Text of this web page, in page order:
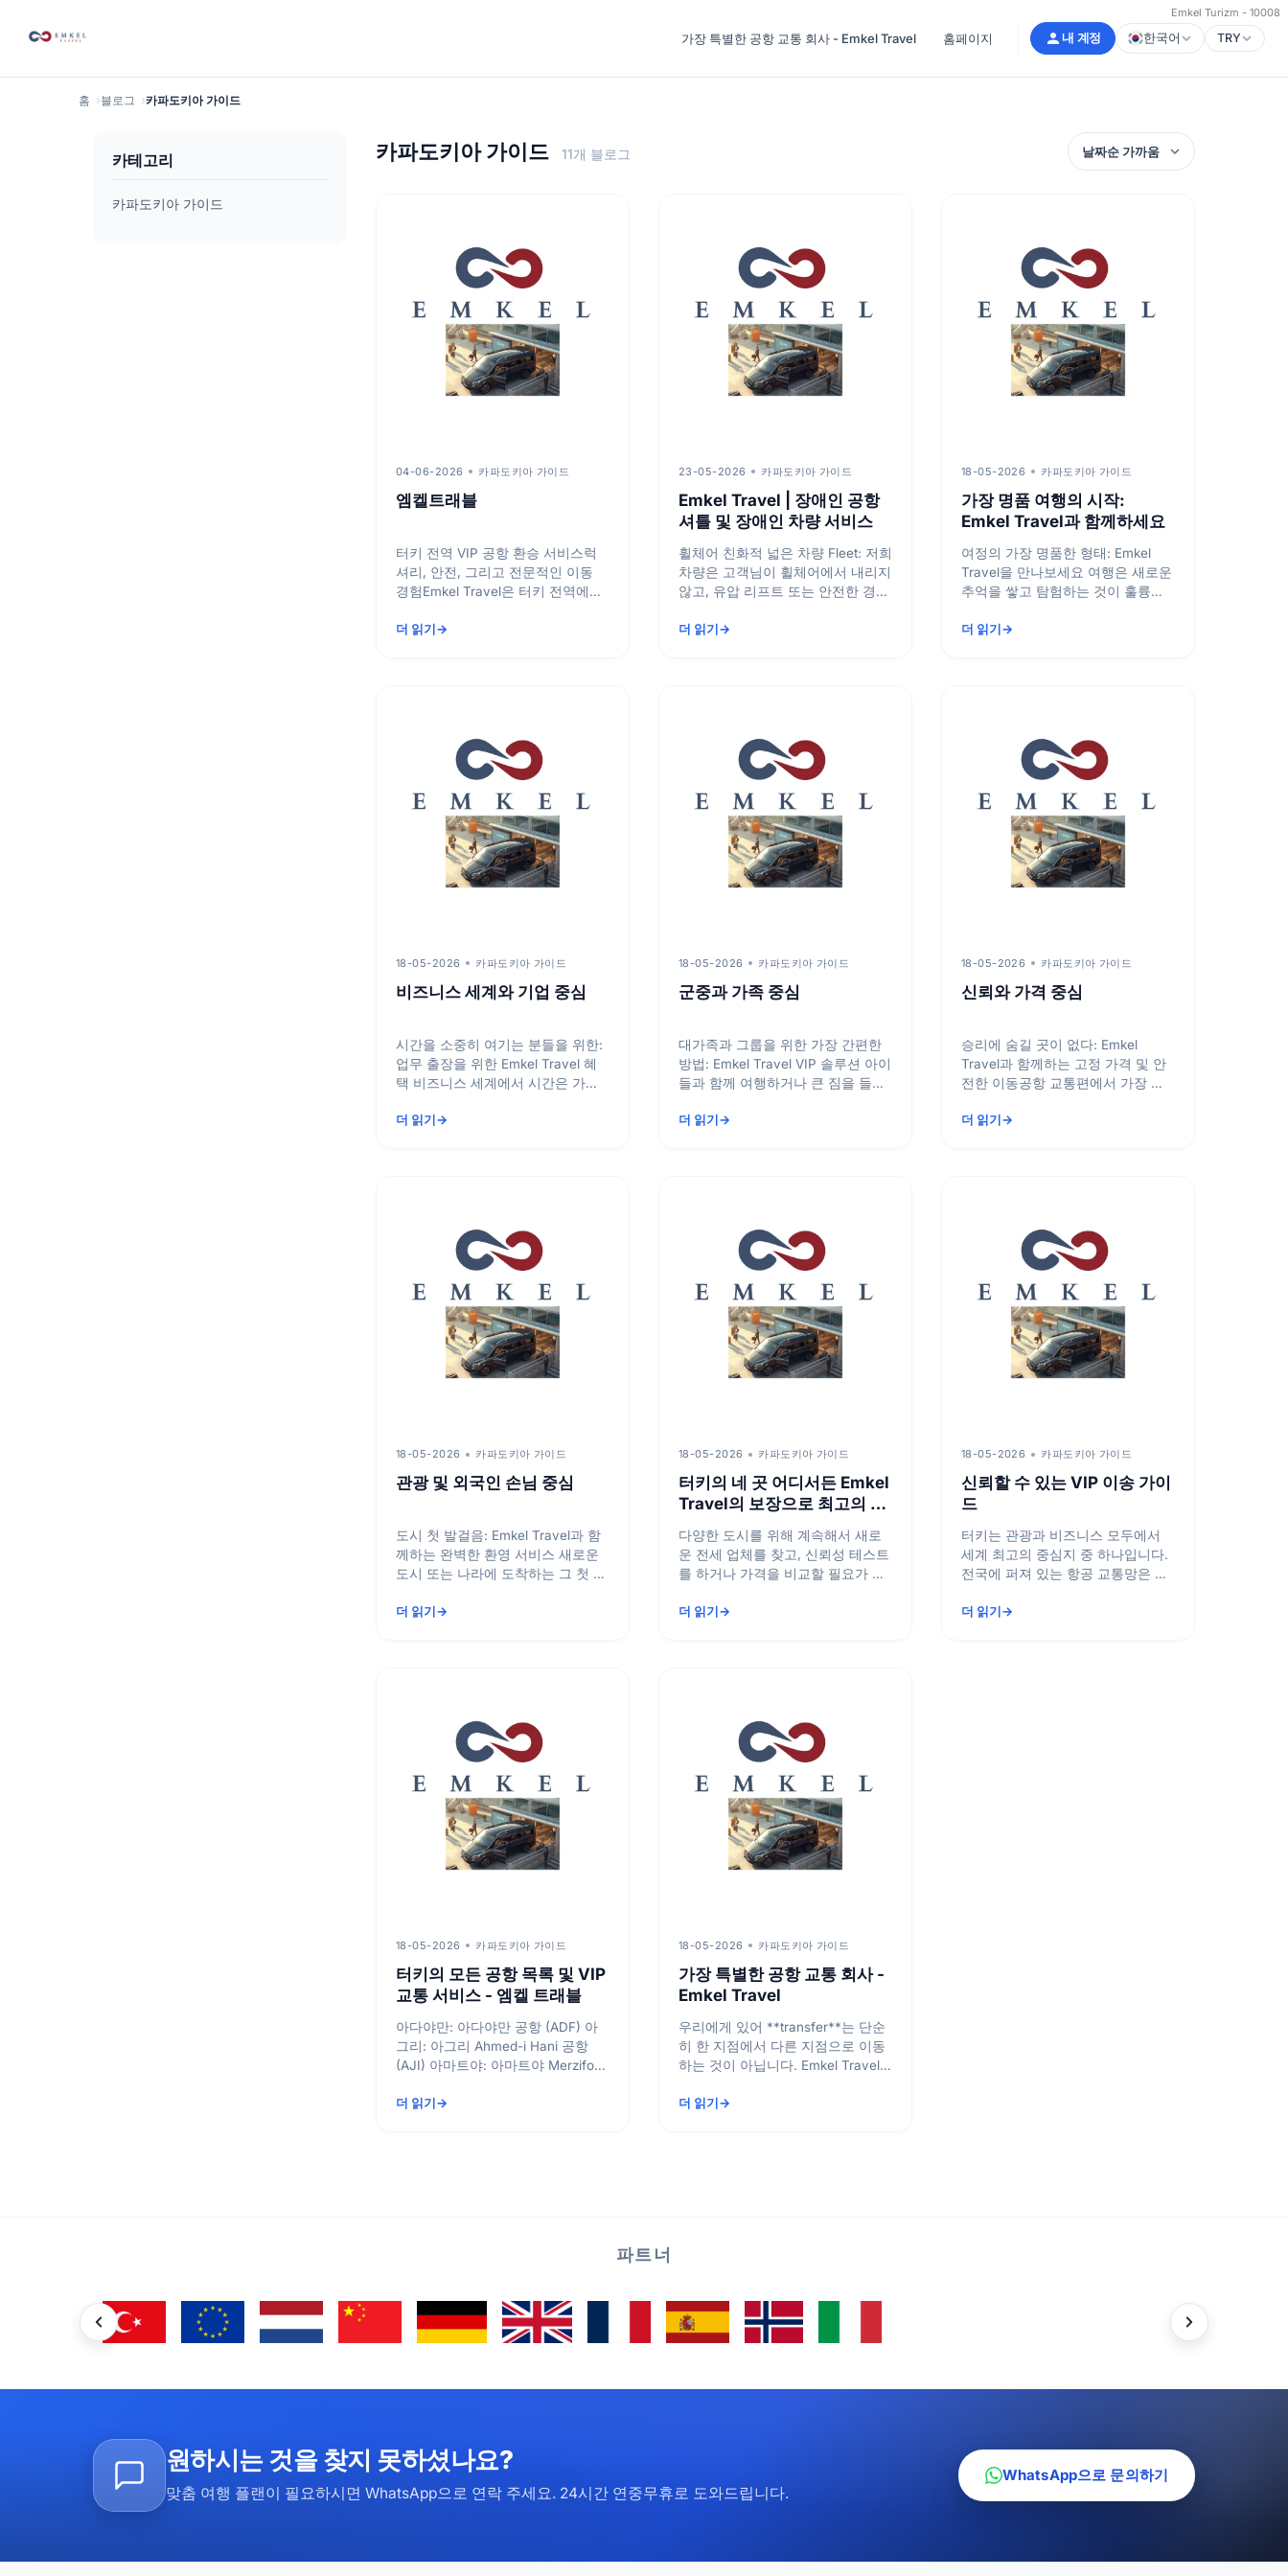
Emkel Turizm - 10008
가장 특별한 공항 교통 회사 - Emkel Travel 홈페이지 내 계정 한국어 TRY
홈 블로그 카파도키아 가이드
카테고리
카파도키아 가이드
카파도키아 가이드 11개 블로그
04-06-2026 카파도키아 가이드
엠켈트래블
터키 전역 VIP 공항 환승 서비스럭
셔리, 안전, 그리고 전문적인 이동
경험Emkel Travel은 터키 전역에서
합니다...
더 읽기
23-05-2026 카파도키아 가이드
Emkel Travel | 장애인 공항
셔틀 및 장애인 차량 서비스
휠체어 친화적 넓은 차량 Fleet: 저희
차량은 고객님이 휠체어에서 내리지
않고, 유압 리프트 또는 안전한 경사
더 읽기
18-05-2026 카파도키아 가이드
가장 명품 여행의 시작:
Emkel Travel과 함께하세요
여정의 가장 명품한 형태: Emkel
Travel을 만나보세요 여행은 새로운
추억을 쌓고 탐험하는 것이 훌륭합
트레...
더 읽기
18-05-2026 카파도키아 가이드
비즈니스 세계와 기업 중심
시간을 소중히 여기는 분들을 위한:
업무 출장을 위한 Emkel Travel 혜
택 비즈니스 세계에서 시간은 가장
속...
더 읽기
18-05-2026 카파도키아 가이드
군중과 가족 중심
대가족과 그룹을 위한 가장 간편한
방법: Emkel Travel VIP 솔루션 아이
들과 함께 여행하거나 큰 짐을 들고
계...
더 읽기
18-05-2026 카파도키아 가이드
신뢰와 가격 중심
승리에 숨길 곳이 없다: Emkel
Travel과 함께하는 고정 가격 및 안
전한 이동공항 교통편에서 가장 흔
체증으로...
더 읽기
18-05-2026 카파도키아 가이드
관광 및 외국인 손님 중심
도시 첫 발걸음: Emkel Travel과 함
께하는 완벽한 환영 서비스 새로운
도시 또는 나라에 도착하는 그 첫 순
서...
더 읽기
18-05-2026 카파도키아 가이드
터키의 네 곳 어디서든 Emkel
Travel의 보장으로 최고의 셔
틀 네트워크를 만나보세요
다양한 도시를 위해 계속해서 새로
운 전세 업체를 찾고, 신뢰성 테스트
를 하거나 가격을 비교할 필요가 없
서비...
더 읽기
18-05-2026 카파도키아 가이드
신뢰할 수 있는 VIP 이송 가이
드
터키는 관광과 비즈니스 모두에서
세계 최고의 중심지 중 하나입니다.
전국에 퍼져 있는 항공 교통망은 매
다....
더 읽기
18-05-2026 카파도키아 가이드
터키의 모든 공항 목록 및 VIP
교통 서비스 - 엠켈 트래블
아다야만: 아다야만 공항 (ADF) 아
그리: 아그리 Ahmed-i Hani 공항
(AJI) 아마트야: 아마트야 Merzifon
보...
더 읽기
18-05-2026 카파도키아 가이드
가장 특별한 공항 교통 회사 -
Emkel Travel
우리에게 있어 **transfer**는 단순
히 한 지점에서 다른 지점으로 이동
하는 것이 아닙니다. Emkel Travel
요소...
더 읽기
파트너
원하시는 것을 찾지 못하셨나요?
맞춤 여행 플랜이 필요하시면 WhatsApp으로 연락 주세요. 24시간 연중무휴로 도와드립니다.
WhatsApp으로 문의하기